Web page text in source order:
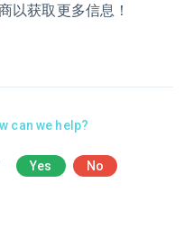
以获取更多信息！
can we help?
Yes No